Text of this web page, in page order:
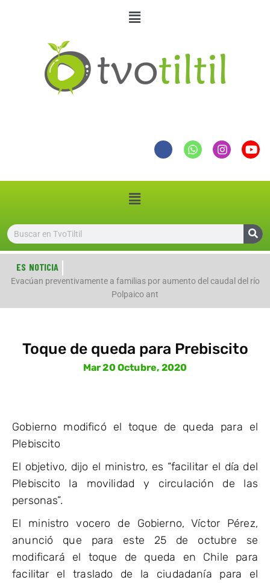
ES NOTICIA
Evacúan preventivamente a familias por aumento del caudal del río
Polpaico ant
Toque de queda para Prebiscito
Mar 20 Octubre, 2020
Gobierno modificó el toque de queda para el
Plebiscito
El objetivo, dijo el ministro, es “facilitar el día del
Plebiscito la movilidad y circulación de las
personas”.
El ministro vocero de Gobierno, Víctor Pérez,
anunció que para este 25 de octubre se
modificará el toque de queda en Chile para
facilitar el traslado de la ciudadanía para el